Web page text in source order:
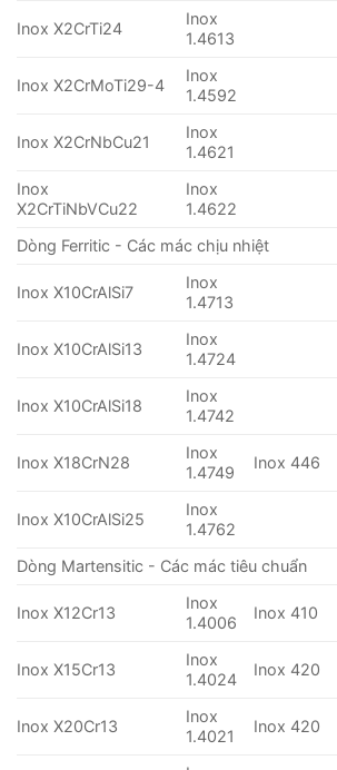
Inox X2CrTi24
Inox
1.4613
Inox X2CrMoTi29-4
Inox
1.4592
Inox X2CrNbCu21
Inox
1.4621
Inox
X2CrTiNbVCu22
Inox
1.4622
Dòng Ferritic - Các mác chịu nhiệt
Inox X10CrAlSi7
Inox
1.4713
Inox X10CrAlSi13
Inox
1.4724
Inox X10CrAlSi18
Inox
1.4742
Inox X18CrN28
Inox
1.4749
Inox 446
Inox X10CrAlSi25
Inox
1.4762
Dòng Martensitic - Các mác tiêu chuẩn
Inox X12Cr13
Inox
1.4006
Inox 410
Inox X15Cr13
Inox
1.4024
Inox 420
Inox X20Cr13
Inox
1.4021
Inox 420